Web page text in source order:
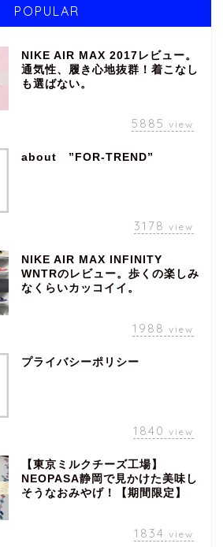
POPULAR
NIKE AIR MAX 2017レビュー。
通気性、履き心地抜群！着こなし
も選ばない。
5885 view
about ”FOR-TREND”
3178 view
NIKE AIR MAX INFINITY
WNTRのレビュー。歩くの楽しみ
なくらいカッコイイ。
1988 view
プライバシーポリシー
1840 view
【東京ミルクチーズ工場】
NEOPASA静岡で見かけた美味し
そうなおみやげ！【期間限定】
1834 view